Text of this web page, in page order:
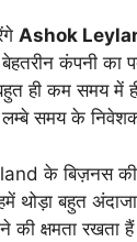
Ashok
कंपनी का
ही कम समय में
समय के
के बिज़नस की
थोड़ा बहुत
की क्षमता रखता